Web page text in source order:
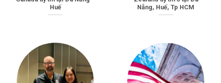
Huế
Nẵng, Huế, Tp HCM